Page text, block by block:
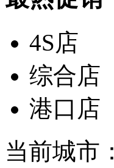
4S店
综合店
港口店
当前城市：